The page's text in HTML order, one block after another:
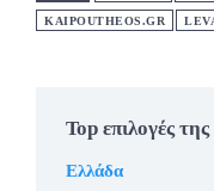
KAIPOUTHEOS.GR
Top επιλογές
Ελλάδα